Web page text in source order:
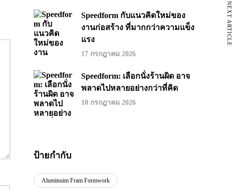
NEXT ARTICLE
Speedform กับแนวคิดใหม่ของ
งานก่อสร้าง ที่มากกว่าความแข็ง
แรง
17 กรกฎาคม 2026
Speedform: เลือกนั่งร้านผิด อาจ
พลาดไปหลายอย่างกว่าที่คิด
10 กรกฎาคม 2026
ป้ายกำกับ
Aluminuim Fram Formwork